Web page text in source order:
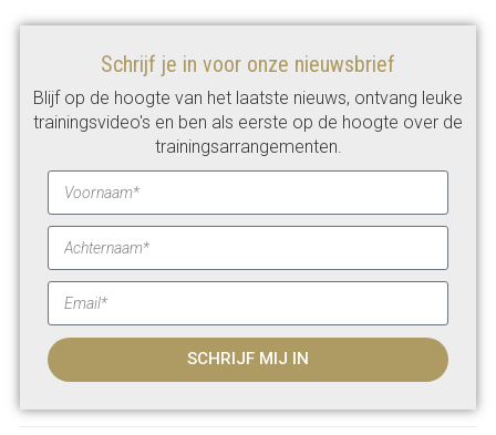
Schrijf je in voor onze nieuwsbrief
Blijf op de hoogte van het laatste nieuws, ontvang leuke
trainingsvideo's en ben als eerste op de hoogte over de
trainingsarrangementen.
SCHRIJF MIJ IN